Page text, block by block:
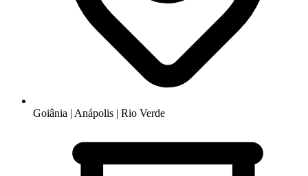
Goiânia | Anápolis | Rio Verde